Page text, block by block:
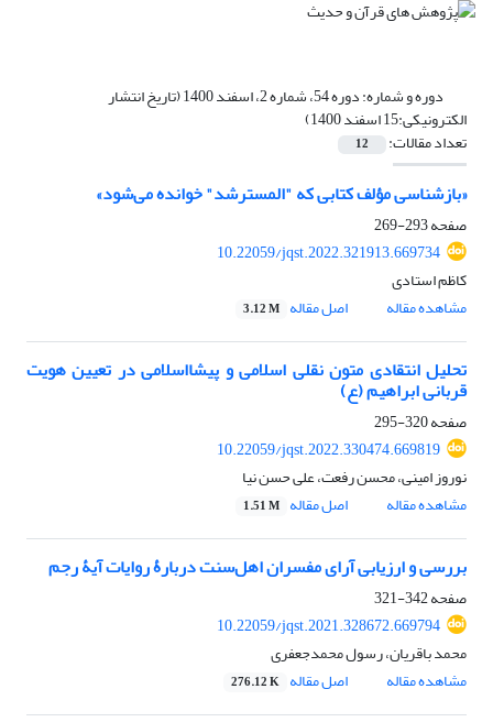
دوره و شماره: دوره 54، شماره 2، اسفند 1400 (تاریخ انتشار
الکترونیکی:15 اسفند 1400)
تعداد مقالات: 12
«بازشناسی مؤلف کتابی که "المسترشد" خوانده می‌شود»
صفحه293-269
10.22059/jqst.2022.321913.669734
کاظم استادی
مشاهده مقاله
اصل مقاله 3.12 M
تحلیل انتقادی متون نقلی اسلامی و پیشااسلامی در تعیین هویت
قربانی ابراهیم (ع)
صفحه320-295
10.22059/jqst.2022.330474.669819
نوروز امینی، محسن رفعت، علی حسن نیا
مشاهده مقاله
اصل مقاله 1.51 M
بررسی و ارزیابی آرای مفسران اهل‌سنت دربارۀ روایات آیۀ رجم
صفحه342-321
10.22059/jqst.2021.328672.669794
محمد باقریان، رسول محمدجعفری
مشاهده مقاله
اصل مقاله 276.12 K